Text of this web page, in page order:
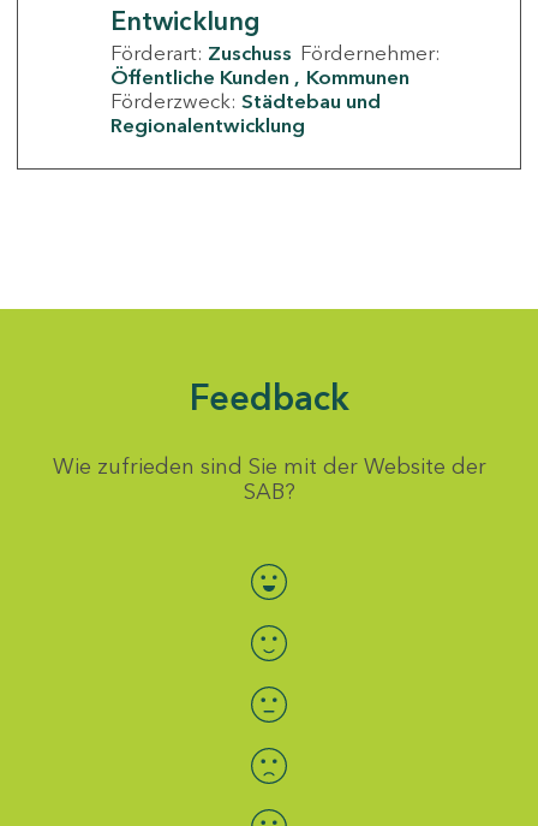
Entwicklung
Förderart: Zuschuss Fördernehmer:
Öffentliche Kunden
Kommunen
Förderzweck: Städtebau und
Regionalentwicklung
Feedback
Wie zufrieden sind Sie mit der Website der
SAB?
Bewertung auswählen